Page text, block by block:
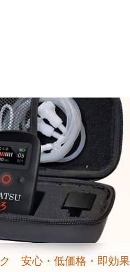
安心・低価格・即効果